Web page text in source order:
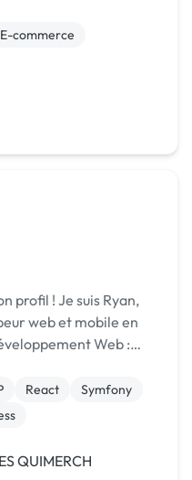
en ligne afin de
commerce
suis Ryan,
web et mobile en
MySQL, MongoDB
React
Symfony
QUIMERCH